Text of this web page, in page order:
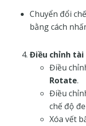
Chuyển đổi
bằng cách
Điều chỉnh tài
Điều
Rotate.
Điều
chế độ
Xóa vết